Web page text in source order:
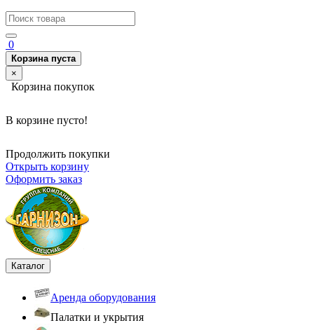
0
Корзина пуста
×
Корзина покупок
В корзине пусто!
Продолжить покупки
Открыть корзину
Оформить заказ
Каталог
Аренда оборудования
Палатки и укрытия